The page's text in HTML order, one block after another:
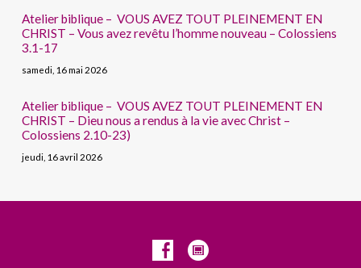
Atelier biblique – VOUS AVEZ TOUT PLEINEMENT EN
CHRIST – Vous avez revêtu l’homme nouveau – Colossiens
3.1-17
samedi, 16 mai 2026
Atelier biblique – VOUS AVEZ TOUT PLEINEMENT EN
CHRIST – Dieu nous a rendus à la vie avec Christ –
Colossiens 2.10-23)
jeudi, 16 avril 2026